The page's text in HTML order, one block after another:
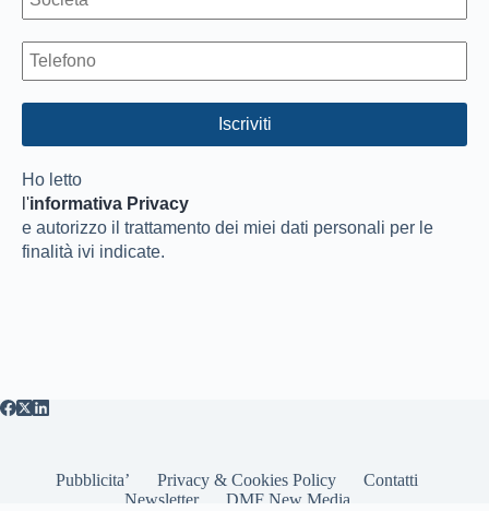
Ho letto
l'informativa Privacy
e autorizzo il trattamento dei miei dati personali per le
finalità ivi indicate.
Pubblicita’ Privacy & Cookies Policy
Contatti
Newsletter
DMF New Media